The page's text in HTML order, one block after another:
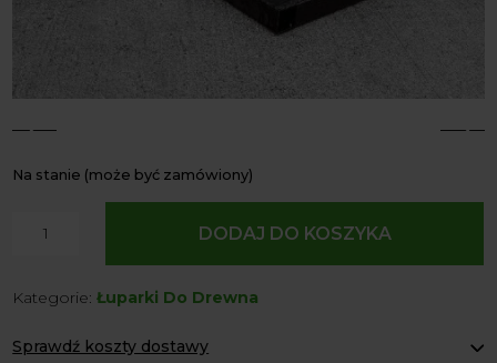
4 5
Na stanie (może być zamówiony)
świdrowa
drewna
DODAJ DO KOSZYKA
Kategorie:Łuparki Do Drewna
Sprawdź koszty dostawy